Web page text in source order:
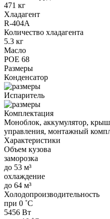
471 кг
Хладагент
R-404A
Количество хладагента
5.3 кг
Масло
POE 68
Размеры
Конденсатор
Испаритель
Комплектация
Моноблок, аккумулятор,
управления, монтажный
Характеристики
Объем кузова
заморозка
до 53 м³
охлаждение
до 64 м³
Холодопроизводительность
при 0 ˚С
5456 Вт